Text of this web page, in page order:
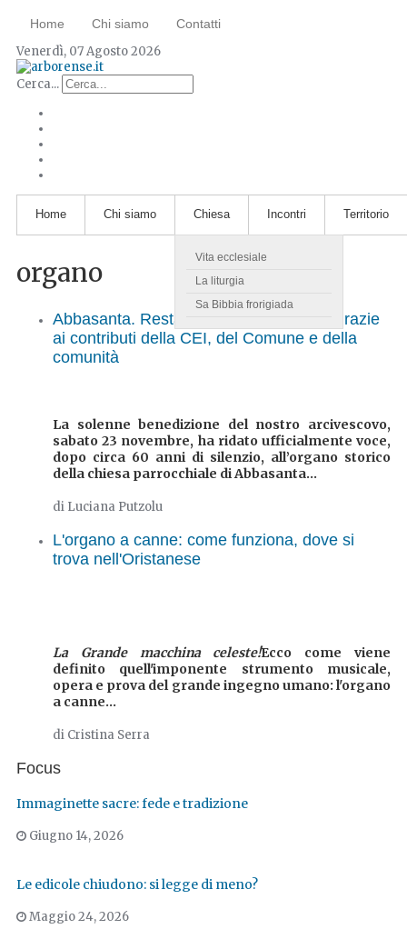
Home Chi siamo Contatti
Venerdì, 07 Agosto 2026
Cerca...
Home Chi siamo Chiesa
Vita ecclesiale
La liturgia
Sa Bibbia frorigiada
Incontri Territorio
organo
Abbasanta. Restaurato l’antico organo grazie
ai contributi della CEI, del Comune e della
comunità
La solenne benedizione del nostro arcivescovo,
sabato 23 novembre, ha ridato ufficialmente voce,
dopo circa 60 anni di silenzio, all’organo storico
della chiesa parrocchiale di Abbasanta...
di Luciana Putzolu
L'organo a canne: come funziona, dove si
trova nell'Oristanese
La Grande macchina celeste!Ecco come viene
definito quell'imponente strumento musicale,
opera e prova del grande ingegno umano: l'organo
a canne...
di Cristina Serra
Focus
Immaginette sacre: fede e tradizione
Giugno 14, 2026
Le edicole chiudono: si legge di meno?
Maggio 24, 2026